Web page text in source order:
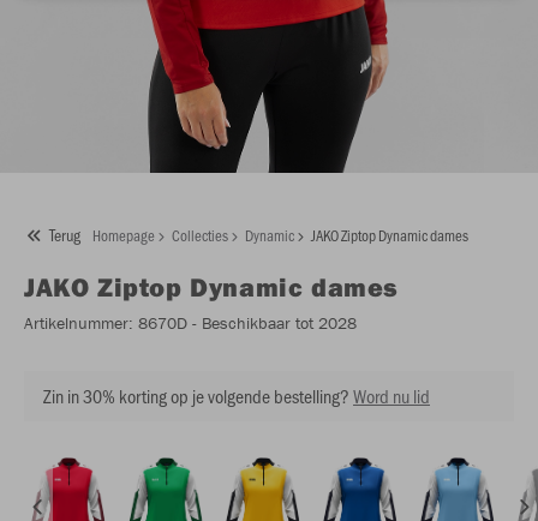
Terug Homepage Collecties Dynamic JAKO Ziptop Dynamic dames
JAKO Ziptop Dynamic dames
Artikelnummer: 8670D - Beschikbaar tot 2028
Zin in 30% korting op je volgende bestelling?Word nu lid